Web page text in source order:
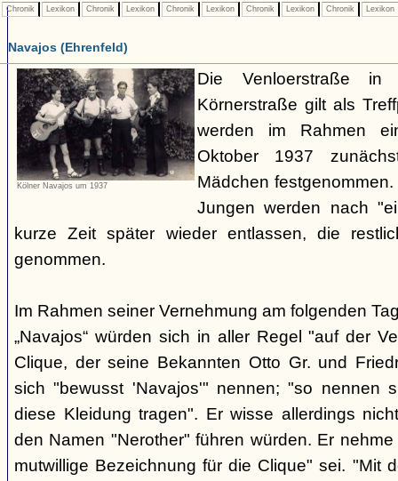
Chronik Lexikon Chronik Lexikon Chronik Lexikon Chronik Lexikon Chronik Lexikon
Navajos (Ehrenfeld)
Kölner Navajos um 1937
Die Venloerstraße
Körnerstraße gilt als
werden im Rahmen
Oktober 1937
Mädchen
Jungen werden nach
kurze Zeit später wieder entlassen, die
genommen.
Im Rahmen seiner Vernehmung am folgenden
„Navajos“ würden sich in aller Regel "auf der
Clique, der seine Bekannten Otto Gr. und
sich "bewusst 'Navajos'" nennen; "so nennen
diese Kleidung tragen". Er wisse allerdings
den Namen "Nerother" führen würden. Er
mutwillige Bezeichnung für die Clique" sei. "Mit